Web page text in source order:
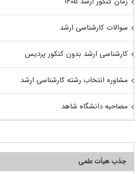
سوالات کارشناسی ارشد
کارشناسی ارشد بدون کنکور پردیس
مشاوره انتخاب رشته کارشناسی ارشد
مصاحبه دانشگاه شاهد
جذب هیأت علمی